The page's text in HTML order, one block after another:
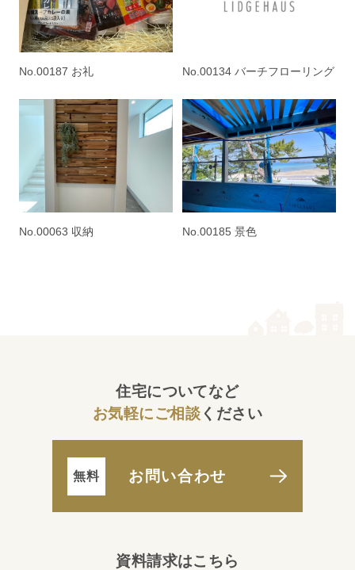
No.00187 お礼 No.00134 バーチフローリング
No.00063 収納 No.00185 景色
住宅についてなど
お気軽にご相談 ください
お問い合わせ
資料請求はこちら